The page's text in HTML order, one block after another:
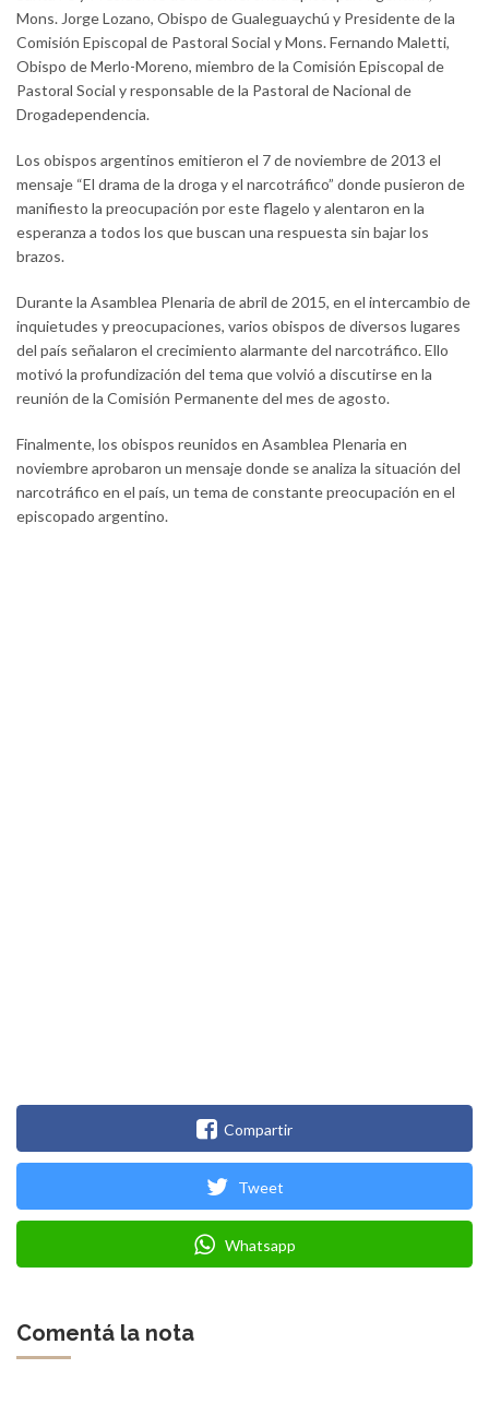
Mons. Jorge Lozano, Obispo de Gualeguaychú y Presidente de la
Comisión Episcopal de Pastoral Social y Mons. Fernando Maletti,
Obispo de Merlo-Moreno, miembro de la Comisión Episcopal de
Pastoral Social y responsable de la Pastoral de Nacional de
Drogadependencia.
Los obispos argentinos emitieron el 7 de noviembre de 2013 el
mensaje “El drama de la droga y el narcotráfico” donde pusieron de
manifiesto la preocupación por este flagelo y alentaron en la
esperanza a todos los que buscan una respuesta sin bajar los
brazos.
Durante la Asamblea Plenaria de abril de 2015, en el intercambio de
inquietudes y preocupaciones, varios obispos de diversos lugares
del país señalaron el crecimiento alarmante del narcotráfico. Ello
motivó la profundización del tema que volvió a discutirse en la
reunión de la Comisión Permanente del mes de agosto.
Finalmente, los obispos reunidos en Asamblea Plenaria en
noviembre aprobaron un mensaje donde se analiza la situación del
narcotráfico en el país, un tema de constante preocupación en el
episcopado argentino.
Compartir
Tweet
Whatsapp
Comentá la nota